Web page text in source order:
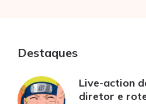
Destaques
Live-action
diretor e